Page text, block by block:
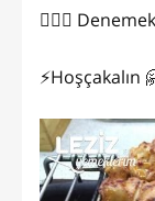
👌🏻😋
⚡Hoşçakalın